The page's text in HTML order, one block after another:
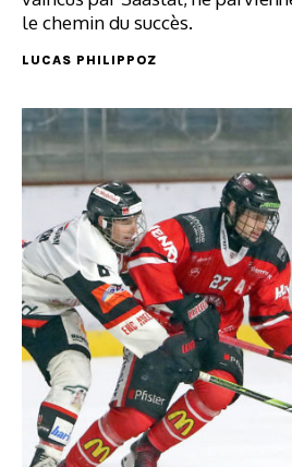
le chemin du succès.
LUCAS PHILIPPOZ